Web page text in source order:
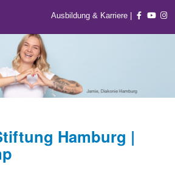
Ausbildung & Karriere |
Hamburg |